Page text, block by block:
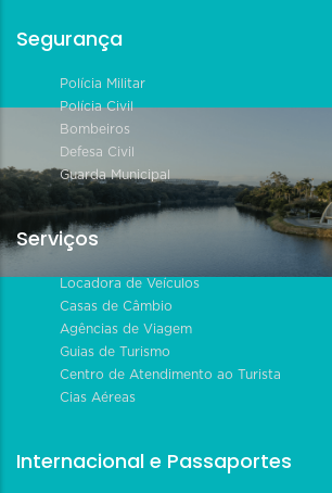
Segurança
Polícia Militar
Polícia Civil
Bombeiros
Defesa Civil
Guarda Municipal
Serviços
Locadora de Veículos
Casas de Câmbio
Agências de Viagem
Guias de Turismo
Centro de Atendimento ao Turista
Cias Aéreas
Internacional e Passaportes